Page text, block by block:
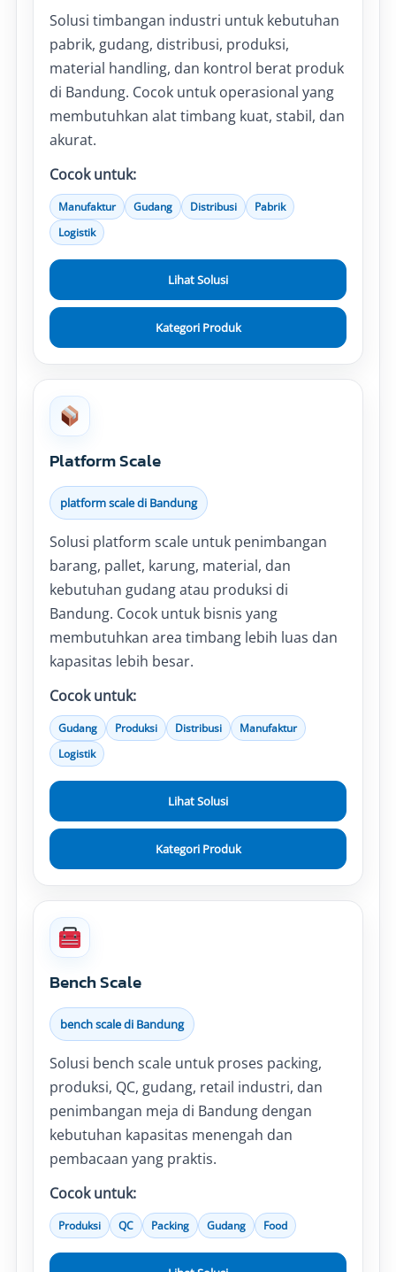
Solusi timbangan industri untuk kebutuhan
pabrik, gudang, distribusi, produksi,
material handling, dan kontrol berat produk
di Bandung. Cocok untuk operasional yang
membutuhkan alat timbang kuat, stabil, dan
akurat.
Cocok untuk:
Manufaktur Gudang Distribusi
Pabrik
Logistik
Lihat Solusi
Kategori Produk
Platform Scale
platform scale di Bandung
Solusi platform scale untuk penimbangan
barang, pallet, karung, material, dan
kebutuhan gudang atau produksi di
Bandung. Cocok untuk bisnis yang
membutuhkan area timbang lebih luas dan
kapasitas lebih besar.
Cocok untuk:
Gudang Produksi Distribusi
Manufaktur
Logistik
Lihat Solusi
Kategori Produk
Bench Scale
bench scale di Bandung
Solusi bench scale untuk proses packing,
produksi, QC, gudang, retail industri, dan
penimbangan meja di Bandung dengan
kebutuhan kapasitas menengah dan
pembacaan yang praktis.
Cocok untuk:
Produksi QC Packing Gudang Food